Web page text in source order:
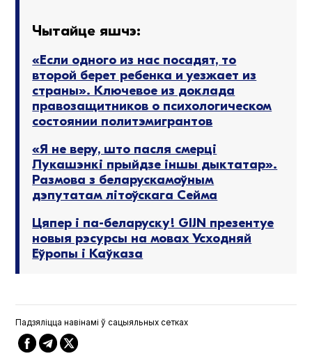
Чытайце яшчэ:
«Если одного из нас посадят, то
второй берет ребенка и уезжает из
страны». Ключевое из доклада
правозащитников о психологическом
состоянии политэмигрантов
«Я не веру, што пасля смерці
Лукашэнкі прыйдзе іншы дыктатар».
Размова з беларускамоўным
дэпутатам літоўскага Сейма
Цяпер і па-беларуску! GIJN презентуе
новыя рэсурсы на мовах Усходняй
Еўропы і Каўказа
Падзяліцца навінамі ў сацыяльных сетках